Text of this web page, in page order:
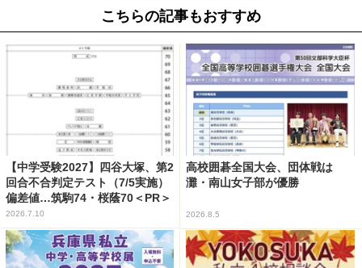
こちらの記事もおすすめ
【中学受験2027】四谷大塚、第2
回合不合判定テスト（7/5実施）
偏差値…筑駒74・桜蔭70＜PR＞
2026.7.10
高校囲碁全国大会、団体戦は
灘・南山女子部が優勝
2026.8.5